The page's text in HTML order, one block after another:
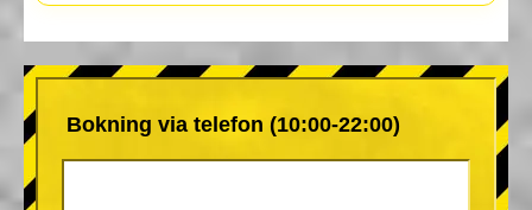
Bokning via telefon (10:00-22:00)